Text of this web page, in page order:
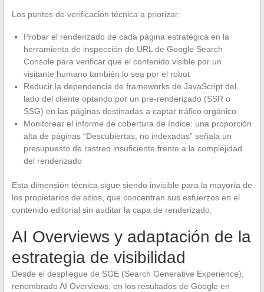
Los puntos de verificación técnica a priorizar:
Probar el renderizado de cada página estratégica en la
herramienta de inspección de URL de Google Search
Console para verificar que el contenido visible por un
visitante humano también lo sea por el robot
Reducir la dependencia de frameworks de JavaScript del
lado del cliente optando por un pre-renderizado (SSR o
SSG) en las páginas destinadas a captar tráfico orgánico
Monitorear el informe de cobertura de índice: una proporción
alta de páginas “Descubiertas, no indexadas” señala un
presupuesto de rastreo insuficiente frente a la complejidad
del renderizado
Esta dimensión técnica sigue siendo invisible para la mayoría de
los propietarios de sitios, que concentran sus esfuerzos en el
contenido editorial sin auditar la capa de renderizado.
AI Overviews y adaptación de la
estrategia de visibilidad
Desde el despliegue de SGE (Search Generative Experience),
renombrado AI Overviews, en los resultados de Google en